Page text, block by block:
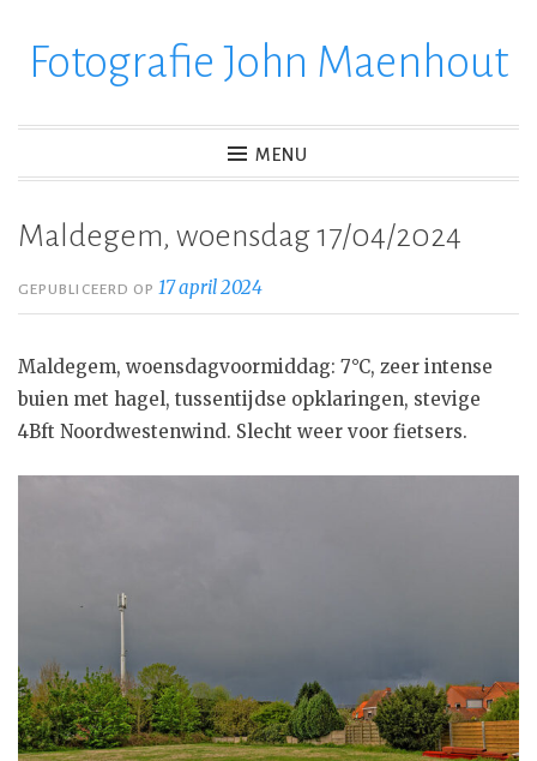
verderFotografie John Maenhout
MENU
Maldegem, woensdag 17/04/2024
GEPUBLICEERD OP17 april 2024
Maldegem, woensdagvoormiddag: 7°C, zeer intense
buien met hagel, tussentijdse opklaringen, stevige
4Bft Noordwestenwind. Slecht weer voor fietsers.